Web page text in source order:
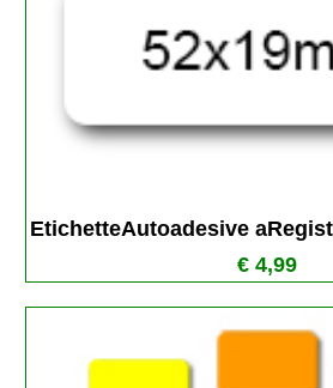
EtichetteAutoadesive
€ 4,99